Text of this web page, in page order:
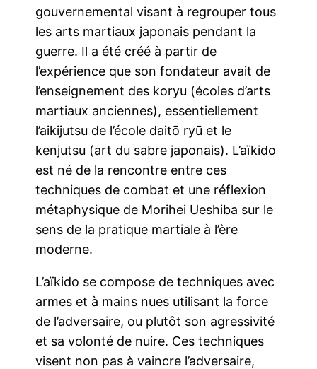
gouvernemental visant à regrouper tous
les arts martiaux japonais pendant la
guerre. Il a été créé à partir de
l’expérience que son fondateur avait de
l’enseignement des koryu (écoles d’arts
martiaux anciennes), essentiellement
l’aikijutsu de l’école daitō ryū et le
kenjutsu (art du sabre japonais). L’aïkido
est né de la rencontre entre ces
techniques de combat et une réflexion
métaphysique de Morihei Ueshiba sur le
sens de la pratique martiale à l’ère
moderne.
L’aïkido se compose de techniques avec
armes et à mains nues utilisant la force
de l’adversaire, ou plutôt son agressivité
et sa volonté de nuire. Ces techniques
visent non pas à vaincre l’adversaire,